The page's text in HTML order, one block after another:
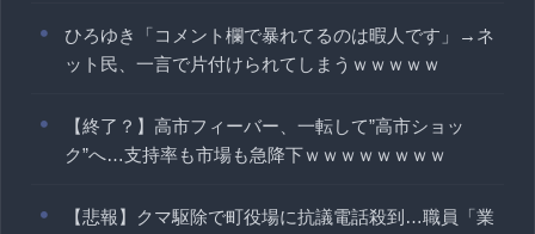
ひろゆき「コメント欄で暴れてるのは暇人です」→ネ
ット民、一言で片付けられてしまうｗｗｗｗｗ
【終了？】高市フィーバー、一転して”高市ショッ
ク”へ…支持率も市場も急降下ｗｗｗｗｗｗｗｗ
【悲報】クマ駆除で町役場に抗議電話殺到…職員「業